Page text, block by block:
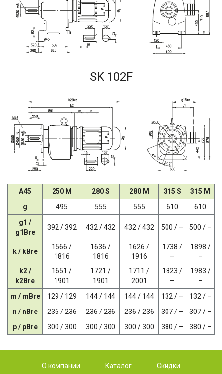
SK 102F
A45 250 M 280 S 280 M 315 S
315 M
g
495 555 555 610
610
g1 /
g1Bre
392 / 392 432 / 432 432 / 432 500 / – 500 / –
k / kBre
1566 /
1816
1636 /
1816
1626 /
1916
1738 /
–
1898 /
–
k2 /
k2Bre
1651 /
1901
1721 /
1901
1711 /
2001
1823 /
–
1983 /
–
m / mBre
129 / 129 144 / 144 144 / 144 132 / –
132 / –
n / nBre
236 / 236 236 / 236 236 / 236 307 / –
307 / –
p / pBre
300 / 300 300 / 300 300 / 300 380 / – 380 / –
О компании Каталог Скидки